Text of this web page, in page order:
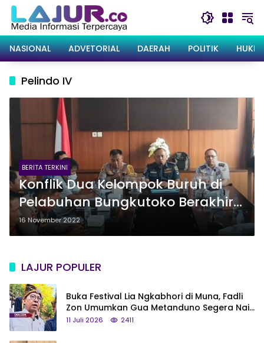
Langsung
konten
NASIONAL
ADVETORIAL DAERAH POLITIK
Pelindo IV
BERITA TERKINI
Konflik Dua Kelompok Buruh di
Pelabuhan Bungkutoko Berakhir
Damai
16 November 2022
LAJUR POPULER
Buka Festival Lia Ngkabhori di Muna, Fadli
Zon Umumkan Gua Metanduno Segera Naik
Status Jadi Cagar Budaya Nasional
11 Juli 2026 2411